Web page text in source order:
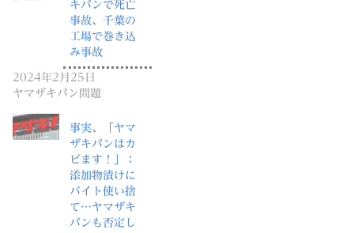
キパンで死亡
事故、千葉の
工場で巻き込
み事故
2024年2月25日
ヤマザキパン問題
事実、「ヤマ
ザキパンはカ
ビます！」：
添加物漬けに
バイト使い捨
て…ヤマザキ
パンも否定し